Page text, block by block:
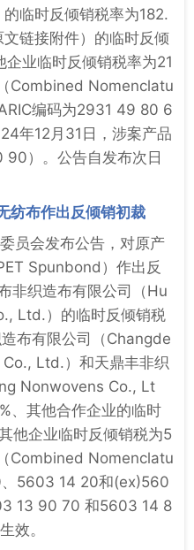
临时反倾销税率为182.
链接附件）的临时反倾
业临时反倾销税率为21
Combined Nomenclatu
编码为2931 49 80 6
年12月31日，涉案产品
）。公告自发布次日
纺布作出反倾销初裁
员会发布公告，对原产
Spunbond）作出反
非织造布有限公司（Hu
Ltd.）的临时反倾销税
布有限公司（Changde
Ltd.）和天鼎丰非织
Nonwovens Co., Lt
、其他合作企业的临时
他企业临时反倾销税为5
Combined Nomenclatu
5603 14 20和(ex)560
13 90 70 和5603 14 8
效。